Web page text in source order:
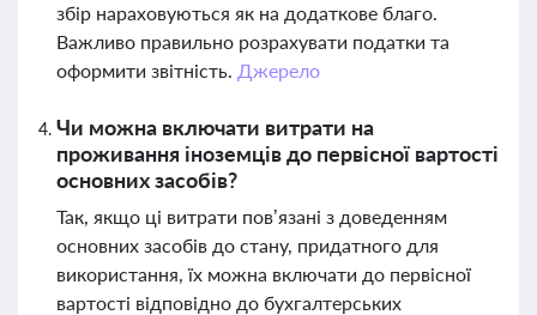
збір нараховуються як на додаткове благо.
Важливо правильно розрахувати податки та
оформити звітність. Джерело
Чи можна включати витрати на
проживання іноземців до первісної вартості
основних засобів?
Так, якщо ці витрати пов’язані з доведенням
основних засобів до стану, придатного для
використання, їх можна включати до первісної
вартості відповідно до бухгалтерських